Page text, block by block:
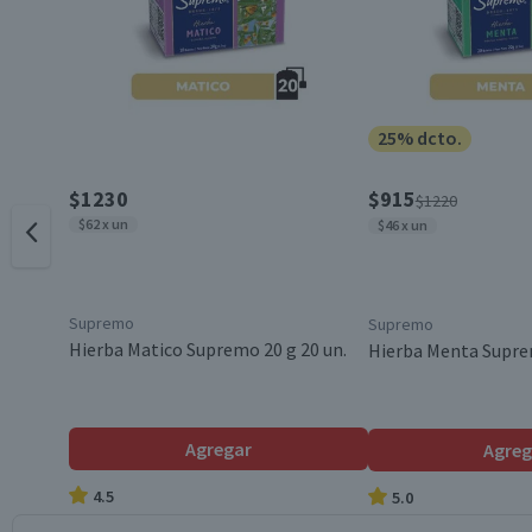
$1230
$62 x un
Supremo
Hierba Matico Supremo 20 g 20 un.
Agregar
4.5
25% dcto.
$915$1220
$46 x un
Supremo
Hierba Menta
5.0